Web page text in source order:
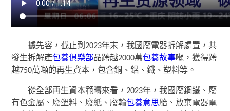
據先容，截止到2023年末，我國廢電器拆解處置，共
發生拆解產包養俱樂部品跨越2000萬包養故事噸，獲得跨
越750萬噸的再生資本，包含銅、鋁、鐵、塑料等。
從全部再生資本範疇來看，2023年，我國廢鋼鐵、廢
有色金屬、廢塑料、廢紙、廢輪包養意思胎、放棄電器電